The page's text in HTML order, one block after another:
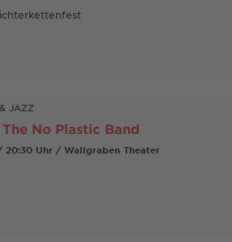
JAZZ
No Plastic Band
20:30 Uhr / Wallgraben Theater